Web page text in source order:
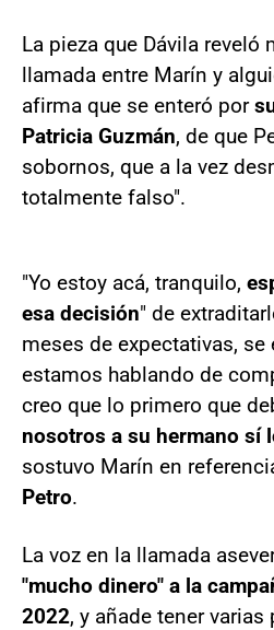
La pieza que Dávila reveló
llamada entre Marín y
afirma que se enteró por
Patricia Guzmán, de que
sobornos, que a la vez
totalmente falso".
"Yo estoy acá, tranquilo,
esa decisión" de
meses de expectativas, se
estamos hablando de
creo que lo primero que
nosotros a su hermano sí
sostuvo Marín en
Petro.
La voz en la llamada
"mucho dinero" a la
2022, y añade tener